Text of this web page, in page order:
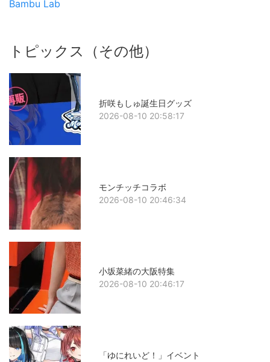
Bambu Lab
トピックス（その他）
折咲もしゅ誕生日グッズ
2026-08-10 20:58:17
モンチッチコラボ
2026-08-10 20:46:34
小坂菜緒の大阪特集
2026-08-10 20:46:17
「ゆにれいど！」イベント